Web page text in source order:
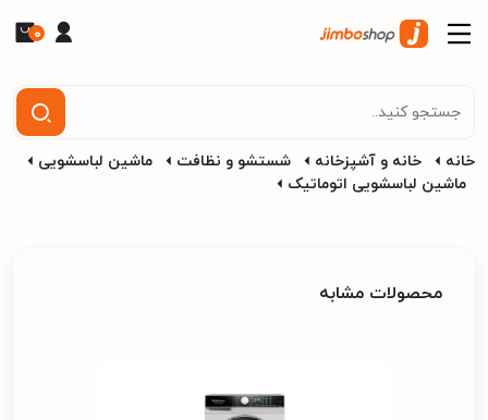
0
خانه خانه و آشپزخانه شستشو و نظافت
ماشین لباسشویی
ماشین لباسشویی اتوماتیک
محصولات مشابه